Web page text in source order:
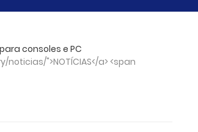
para consoles e PC
">NOTÍCIAS</a> <span